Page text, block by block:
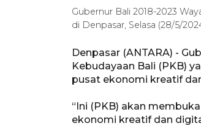
Gubernur Bali 2018-2023
di Denpasar, Selasa (28/5/
Denpasar (ANTARA) -
Kebudayaan Bali (PKB)
pusat ekonomi kreatif
“Ini (PKB) akan
ekonomi kreatif dan